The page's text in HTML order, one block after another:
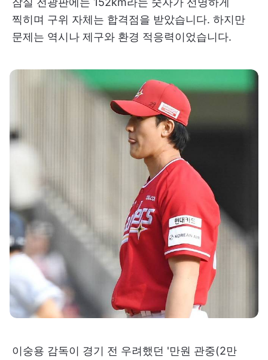
찍히며 구위 자체는 합격점을 받았습니다. 하지만
문제는 역시나 제구와 환경 적응력이었습니다.
이숭용 감독이 경기 전 우려했던 '만원 관중(2만